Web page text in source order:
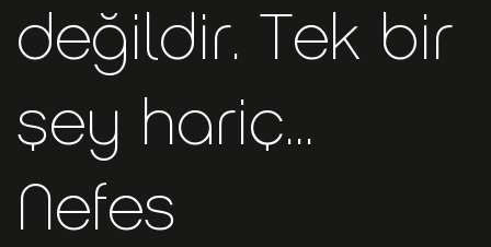
değildir.​ Tek bir
şey hariç...​
Nefes